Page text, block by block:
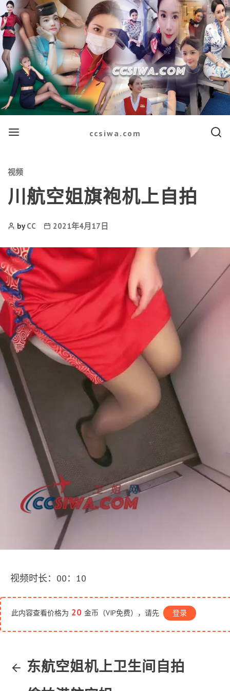
Menu ccsiwa.com Search
Categories
视频
川航空姐旗袍机上自拍
PostbyCC
Post2021年4月17日
视频时长：00：10
此内容查看价格为 20 金币（VIP免费），请先 登录
东航空姐机上卫生间自拍